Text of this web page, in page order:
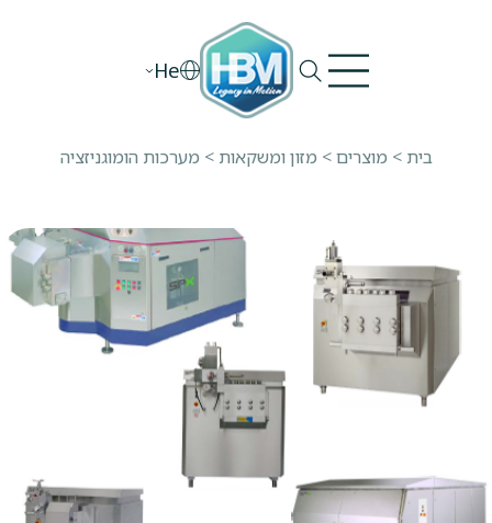
He
בית > מוצרים> מזון ומשקאות > מערכות הומוגניזציה